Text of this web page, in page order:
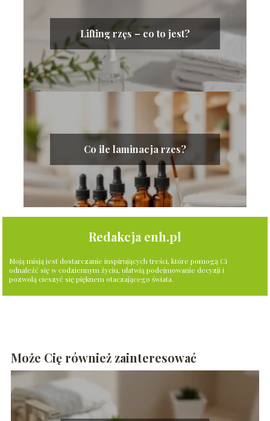
Lifting rzęs – co to jest?
Co ile laminacja rzes?
Redakcja enh.pl
Moją misją jest dostarczanie inspirujących treści, które pomogą Ci
odnaleźć się w codziennym życiu, ułatwią podejmowanie decyzji i
pozwolą cieszyć się pięknem otaczającego świata.
Może Cię również zainteresować